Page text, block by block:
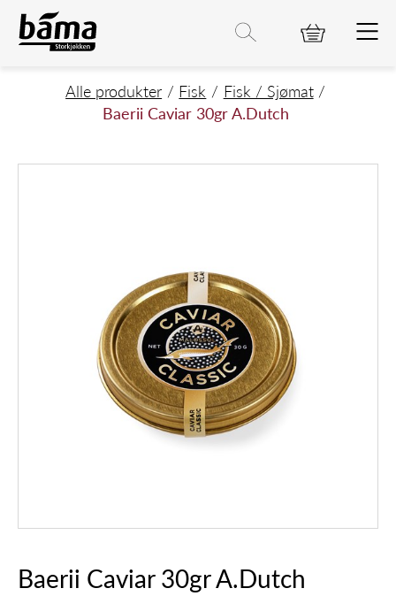
Baerii Caviar 30gr A.Dutch
Hovedinnhold
Hovedmeny
Hovedmeny
Alle produkter Fisk
Fisk / Sjømat
Baerii Caviar 30gr A.Dutch
Baerii Caviar 30gr A.Dutch